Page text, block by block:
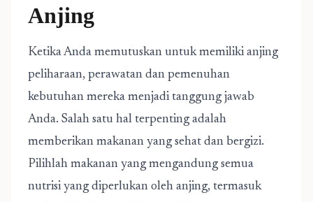
Anjing
Ketika Anda memutuskan untuk memiliki anjing
peliharaan, perawatan dan pemenuhan
kebutuhan mereka menjadi tanggung jawab
Anda. Salah satu hal terpenting adalah
memberikan makanan yang sehat dan bergizi.
Pilihlah makanan yang mengandung semua
nutrisi yang diperlukan oleh anjing, termasuk